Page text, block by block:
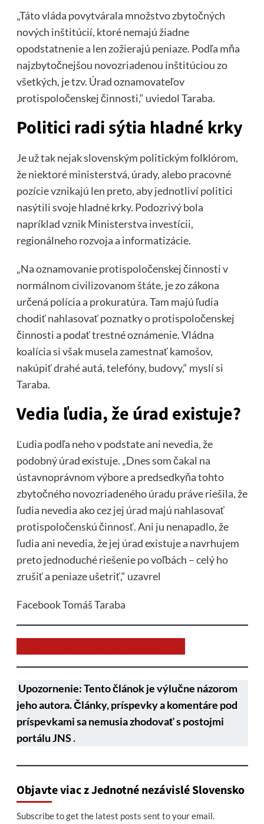
„Táto vláda povytvárala množstvo zbytočných
nových inštitúcií, ktoré nemajú žiadne
opodstatnenie a len zožierajú peniaze. Podľa mňa
najzbytočnejšou novozriadenou inštitúciou zo
všetkých, je tzv. Úrad oznamovateľov
protispoločenskej činnosti,“ uviedol Taraba.
Politici radi sýtia hladné krky
Je už tak nejak slovenským politickým folklórom,
že niektoré ministerstvá, úrady, alebo pracovné
pozície vznikajú len preto, aby jednotliví politici
nasýtili svoje hladné krky. Podozrivý bola
napríklad vznik Ministerstva investícii,
regionálneho rozvoja a informatizácie.
„Na oznamovanie protispoločenskej činnosti v
normálnom civilizovanom štáte, je zo zákona
určená polícia a prokuratúra. Tam majú ľudia
chodiť nahlasovať poznatky o protispoločenskej
činnosti a podať trestné oznámenie. Vládna
koalícia si však musela zamestnať kamošov,
nakúpiť drahé autá, telefóny, budovy,“ myslí si
Taraba.
Vedia ľudia, že úrad existuje?
Ľudia podľa neho v podstate ani nevedia, že
podobný úrad existuje. „Dnes som čakal na
ústavnoprávnom výbore a predsedkyňa tohto
zbytočného novozriadeného úradu práve riešila, že
ľudia nevedia ako cez jej úrad majú nahlasovať
protispoločenskú činnosť. Ani ju nenapadlo, že
ľudia ani nevedia, že jej úrad existuje a navrhujem
preto jednoduché riešenie po voľbách – celý ho
zrušiť a peniaze ušetriť,“ uzavrel
Facebook Tomáš Taraba
Upozornenie: Tento článok je výlučne názorom
jeho autora. Články, príspevky a komentáre pod
príspevkami sa nemusia zhodovať s postojmi
portálu JNS.
Objavte viac z Jednotné nezávislé Slovensko
Subscribe to get the latest posts sent to your email.